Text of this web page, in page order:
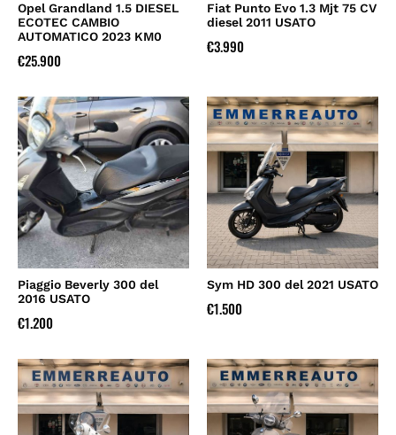
Opel Grandland 1.5 DIESEL
ECOTEC CAMBIO
AUTOMATICO 2023 KM0
€25.900
Fiat Punto Evo 1.3 Mjt 75 CV
diesel 2011 USATO
€3.990
Piaggio Beverly 300 del
2016 USATO
€1.200
Sym HD 300 del 2021 USATO
€1.500